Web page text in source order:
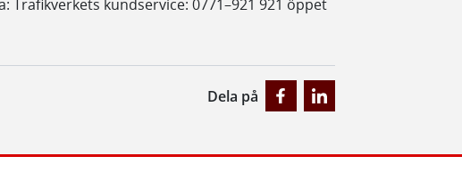
Trafikverkets kundservice: 0771–921 921 öppet
Dela på